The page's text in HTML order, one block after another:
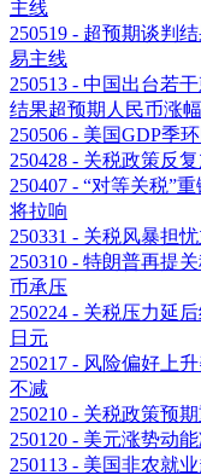
主线
250519 - 超预期谈判
易主线
250513 - 中国出台若
结果超预期人民币涨
250506 - 美国GDP季
250428 - 关税政策反
250407 - “对等关税”
将拉响
250331 - 关税风暴担
250310 - 特朗普再提
币承压
250224 - 关税压力延
日元
250217 - 风险偏好上
不减
250210 - 关税政策预
250120 - 美元涨势动
250113 - 美国非农就